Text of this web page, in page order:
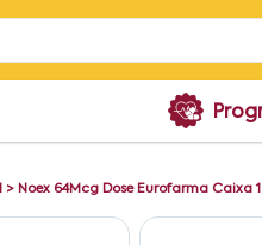
> Noex 64Mcg Dose Eurofarma Caixa